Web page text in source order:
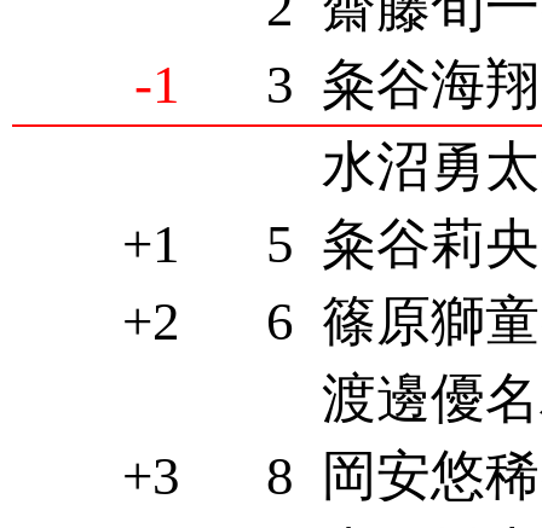
-1
3 粂谷海
水沼勇
+1
5 粂谷莉
+2
6 篠原獅
渡邊優
+3
8
岡安悠